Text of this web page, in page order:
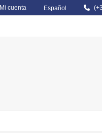
Mi cuenta Español